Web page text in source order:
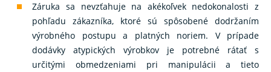
Záruka sa nevzťahuje na akékoľvek nedokonalosti z
pohľadu zákazníka, ktoré sú spôsobené dodržaním
výrobného postupu a platných noriem. V prípade
dodávky atypických výrobkov je potrebné rátať s
určitými obmedzeniami pri manipulácii a tieto